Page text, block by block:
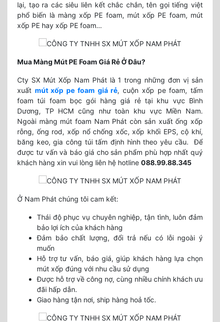
lại, tạo ra các siêu liên kết chắc chắn, tên gọi tiếng việt
phổ biến là màng xốp PE foam, mút xốp PE foam, mút
xốp PE hay xốp PE foam…
Mua Màng Mút PE Foam Giá Rẻ Ở Đâu?
Cty SX Mút Xốp Nam Phát là 1 trong những đơn vị sản
xuất mút xốp pe foam giá rẻ, cuộn xốp pe foam, tấm
foam túi foam bọc gói hàng giá rẻ tại khu vực Bình
Dương, TP HCM cũng như toàn khu vực Miền Nam.
Ngoài màng mút foam Nam Phát còn sản xuất ống xốp
rỗng, ống rod, xốp nổ chống xốc, xốp khối EPS, cộ khí,
băng keo, gia công túi tấm định hình theo yêu cầu. Để
được tư vấn và báo giá cho sản phẩm phù hợp nhất quý
khách hàng xin vui lòng liên hệ hotline 088.99.88.345
Ở Nam Phát chúng tôi cam kết:
Thái độ phục vụ chuyên nghiệp, tận tình, luôn đảm
bảo lợi ích của khách hàng
Đảm bảo chất lượng, đổi trả nếu có lỗi ngoài ý
muốn
Hỗ trợ tư vấn, báo giá, giúp khách hàng lựa chọn
mút xốp đúng với nhu cầu sử dụng
Được hỗ trợ về công nợ, cùng nhiều chính khách ưu
đãi hấp dẫn.
Giao hàng tận nơi, ship hàng hoả tốc.